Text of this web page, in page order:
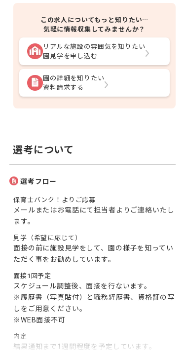
この求人についてもっと知りたい…
気軽に情報収集してみませんか？
リアルな施設の雰囲気を知りたい
園見学を申し込む
園の詳細を知りたい
資料請求する
選考について
選考フロー
保育士バンク！よりご応募
メールまたはお電話にて担当者よりご連絡いたし
ます。
見学（希望に応じて）
面接の前に施設見学をして、園の様子を知ってい
ただく事をお勧めしています。
面接1回予定
スケジュール調整後、面接を行ないます。
※履歴書（写真貼付）と職務経歴書、資格証の写
しをご用意ください。
※WEB面接不可
内定
結果通知まで1週間程度を予定しています。